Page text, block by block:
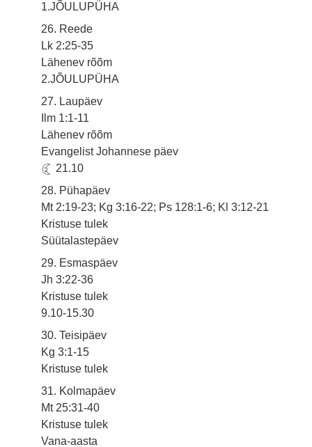
1.JÕULUPÜHA
26. Reede
Lk 2:25-35
Lähenev rõõm
2.JÕULUPÜHA
27. Laupäev
Ilm 1:1-11
Lähenev rõõm
Evangelist Johannese päev
21.10
28. Pühapäev
Mt 2:19-23; Kg 3:16-22; Ps 128:1-6; Kl 3:12-21
Kristuse tulek
Süütalastepäev
29. Esmaspäev
Jh 3:22-36
Kristuse tulek
9.10-15.30
30. Teisipäev
Kg 3:1-15
Kristuse tulek
31. Kolmapäev
Mt 25:31-40
Kristuse tulek
Vana-aasta